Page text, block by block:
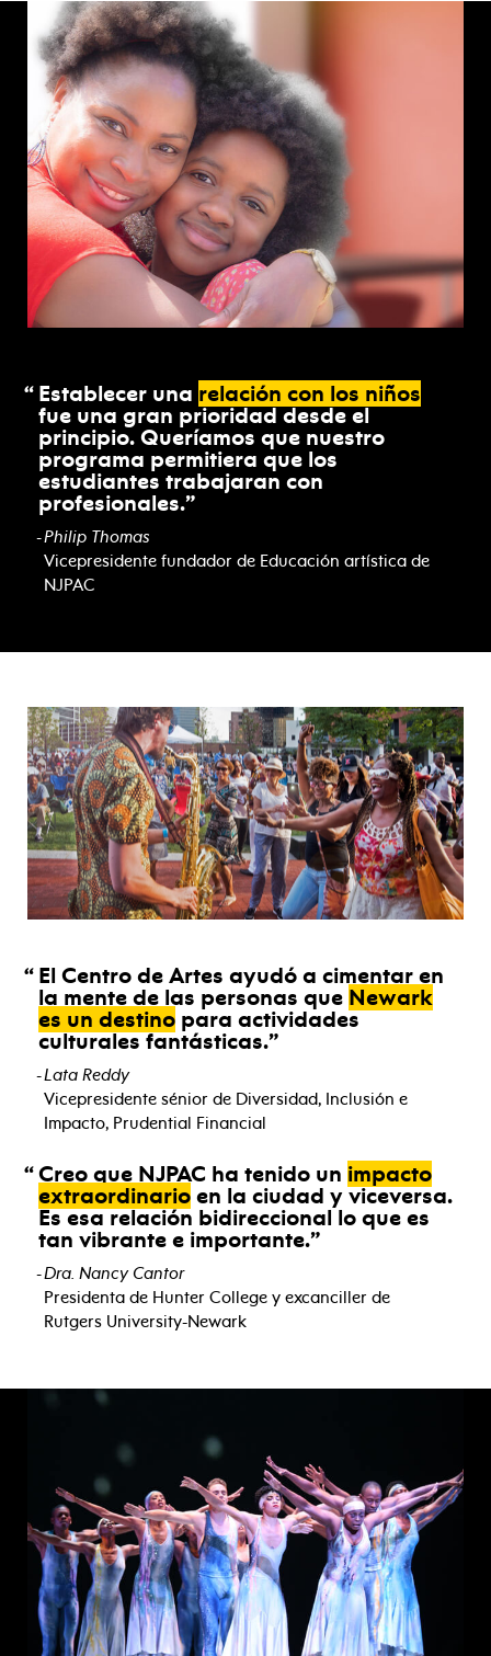
Establecer una relación con los niños
fue una gran prioridad desde el
principio. Queríamos que nuestro
programa permitiera que los
estudiantes trabajaran con
profesionales.
Philip Thomas
Vicepresidente fundador de Educación artística de
NJPAC
El Centro de Artes ayudó a cimentar en
la mente de las personas que Newark
es un destino para actividades
culturales fantásticas.
Lata Reddy
Vicepresidente sénior de Diversidad, Inclusión e
Impacto, Prudential Financial
Creo que NJPAC ha tenido un impacto
extraordinario en la ciudad y viceversa.
Es esa relación bidireccional lo que es
tan vibrante e importante.
Dra. Nancy Cantor
Presidenta de Hunter College y excanciller de
Rutgers University-Newark